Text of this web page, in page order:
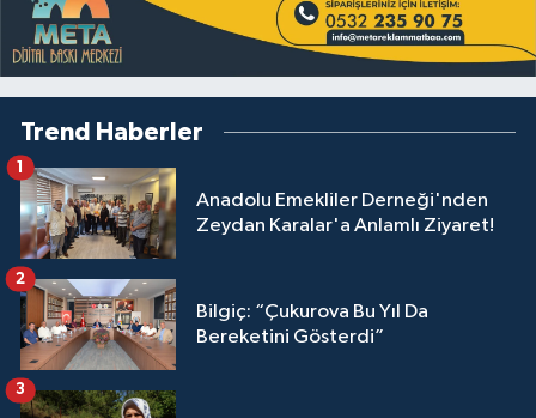
Trend Haberler
Anadolu Emekliler Derneği'nden
Zeydan Karalar'a Anlamlı Ziyaret!
1
Bilgiç: “Çukurova Bu Yıl Da
Bereketini Gösterdi”
2
3